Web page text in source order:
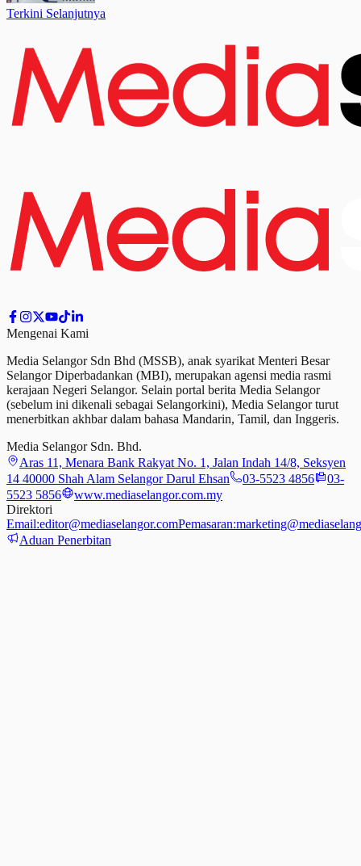
Terkini Selanjutnya
Mengenai Kami
Media Selangor Sdn Bhd (MSSB), anak syarikat Menteri Besar
Selangor Diperbadankan (MBI), merupakan agensi media rasmi
kerajaan Negeri Selangor. Selain portal berita Media Selangor
(sebelum ini dikenali sebagai Selangorkini), Media Selangor turut
menerbitkan akhbar dalam bahasa Mandarin, Tamil, dan Inggeris.
Media Selangor Sdn. Bhd.
Aras 11, Menara Bank Rakyat No. 1, Jalan Indah 14/8, Seksyen
14 40000 Shah Alam Selangor Darul Ehsan
03-5523 4856
03-
5523 5856
www.mediaselangor.com.my
Direktori
Email:editor@mediaselangor.comPemasaran:
Aduan Penerbitan